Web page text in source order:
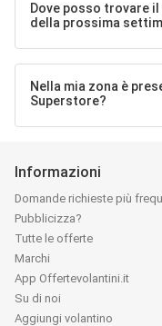
Dove posso trovare
della prossima
Nella mia zona è
Superstore?
Informazioni
Domande richieste più
Pubblicizza?
Tutte le offerte
Marchi
App Offertevolantini.it
Su di noi
Aggiungi volantino